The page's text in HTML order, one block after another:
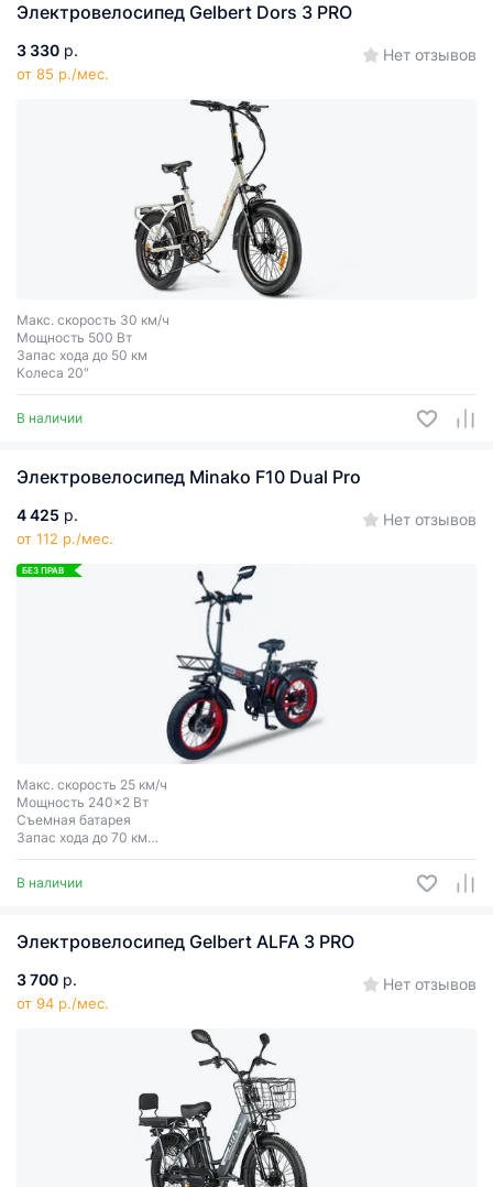
Электровелосипед Gelbert Dors 3 PRO
3 330 р.
от 85 р./мес.
Нет отзывов
Макс. скорость 30 км/ч
Мощность 500 Вт
Запас хода до 50 км
Колеса 20″
В наличии
Электровелосипед Minako F10 Dual Pro
4 425 р.
от 112 р./мес.
Нет отзывов
БЕЗ ПРАВ
Макс. скорость 25 км/ч
Мощность 240x2 Вт
Съемная батарея
Запас хода до 70 км
Колеса 20x4″
В наличии
Электровелосипед Gelbert ALFA 3 PRO
3 700 р.
от 94 р./мес.
Нет отзывов